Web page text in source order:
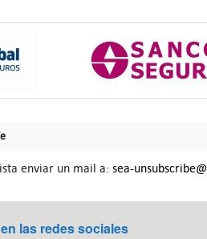
enviar un mail a: sea-
las redes sociales